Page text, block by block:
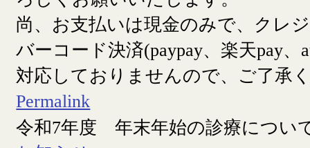
尚、お支払いは現金のみで、クレ
バーコード決済(paypay、楽天pay、
対応しておりませんので、ご了承
Permalink
令和7年度 年末年始の診療につい